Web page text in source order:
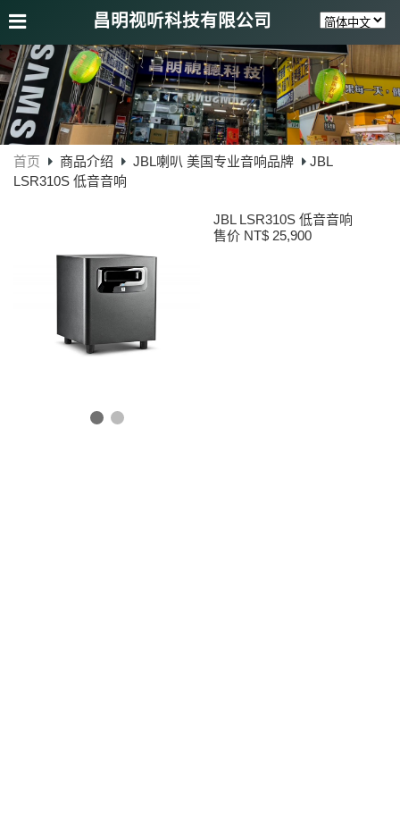
昌明视听科技有限公司
首页 商品介绍 JBL喇叭 美国专业音响品牌
JBL
LSR310S 低音音响
JBL LSR310S 低音音响
售价 NT$ 25,900